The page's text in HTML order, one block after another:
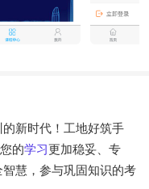
新时代！工地好筑手
的学习更加稳妥、专
慧，参与巩固知识的考